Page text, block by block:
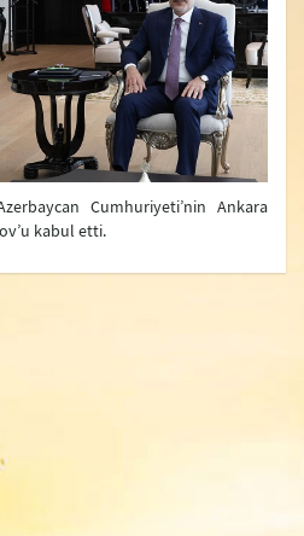
Cumhuriyeti’nin Ankara
kabul etti.